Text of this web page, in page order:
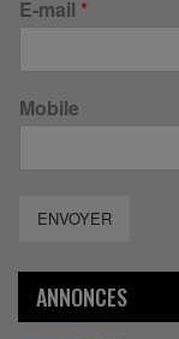
E-mail *
Mobile
ENVOYER
ANNONCES